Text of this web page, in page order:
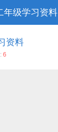
年级学习资料
资料
6